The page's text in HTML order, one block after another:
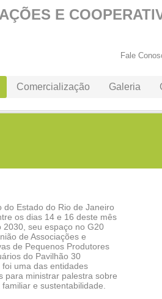
E
Fale
Comercialização Galeria
do Estado do Rio de Janeiro
os dias 14 e 16 deste mês
2030, seu espaço no G20
de Associações e
de Pequenos Produtores
do Pavilhão 30
foi uma das entidades
para ministrar palestra sobre
e sustentabilidade.